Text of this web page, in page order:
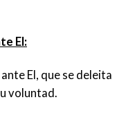
El:
El, que se deleita
voluntad.